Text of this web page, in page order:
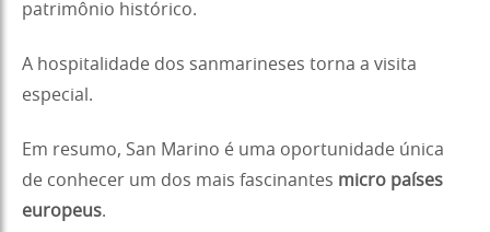
patrimônio histórico.
A hospitalidade dos sanmarineses torna a visita
especial.
Em resumo, San Marino é uma oportunidade única
de conhecer um dos mais fascinantes micro países
europeus.